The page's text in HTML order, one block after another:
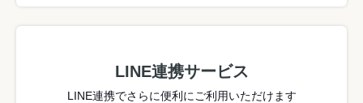
LINE連携サービス
LINE連携でさらに便利にご利用いただけます